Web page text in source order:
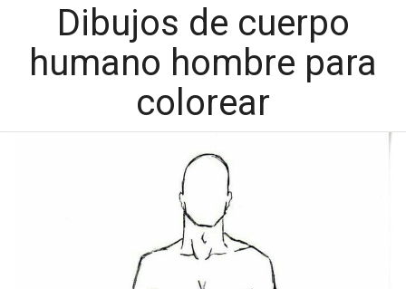
Dibujos de cuerpo
humano hombre para
colorear